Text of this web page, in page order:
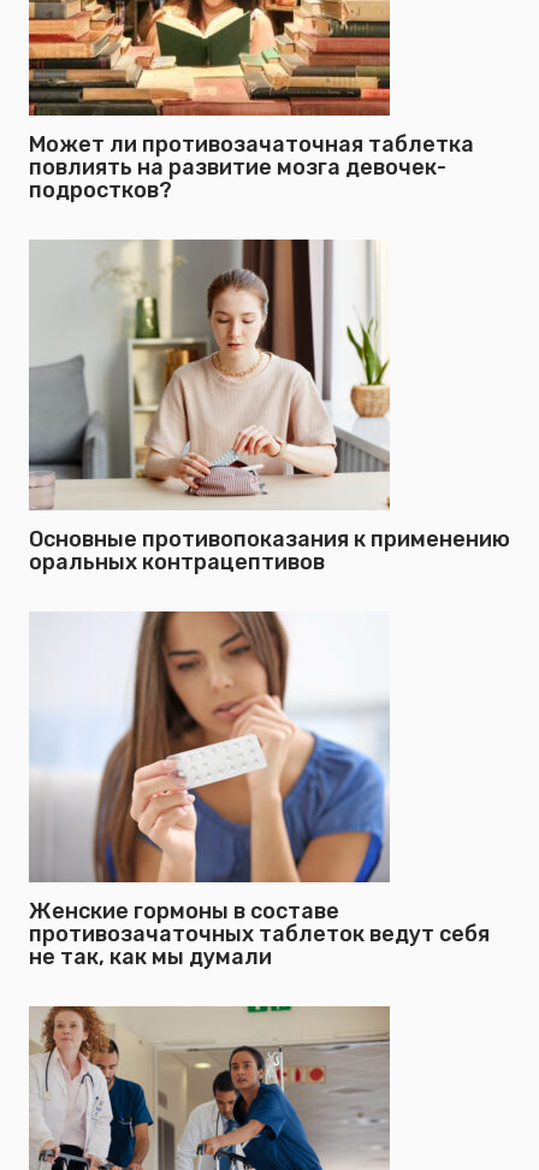
Может ли противозачаточная таблетка
повлиять на развитие мозга девочек-
подростков?
Основные противопоказания к применению
оральных контрацептивов
Женские гормоны в составе
противозачаточных таблеток ведут себя
не так, как мы думали